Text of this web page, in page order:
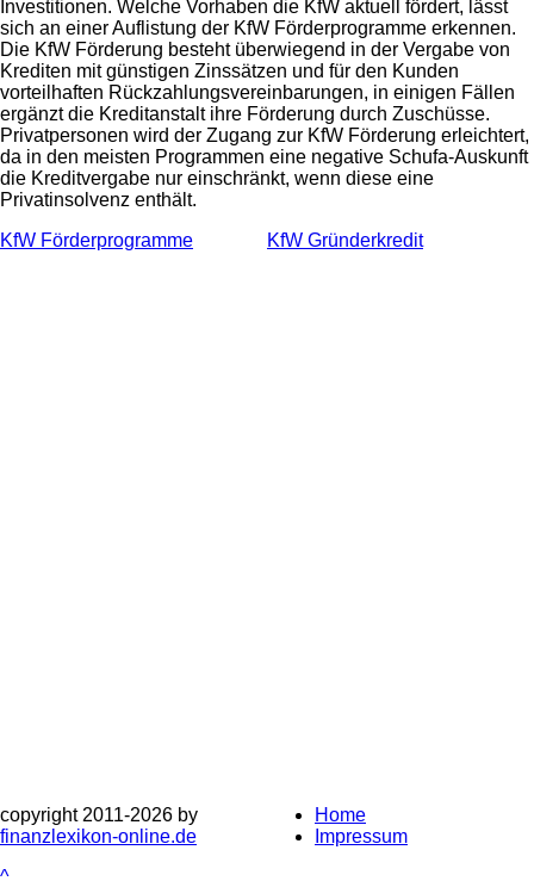
Investitionen. Welche Vorhaben die KfW aktuell fördert, lässt
sich an einer Auflistung der KfW Förderprogramme erkennen.
Die KfW Förderung besteht überwiegend in der Vergabe von
Krediten mit günstigen Zinssätzen und für den Kunden
vorteilhaften Rückzahlungsvereinbarungen, in einigen Fällen
ergänzt die Kreditanstalt ihre Förderung durch Zuschüsse.
Privatpersonen wird der Zugang zur KfW Förderung erleichtert,
da in den meisten Programmen eine negative Schufa-Auskunft
die Kreditvergabe nur einschränkt, wenn diese eine
Privatinsolvenz enthält.
KfW Förderprogramme
KfW Gründerkredit
copyright 2011-2026 by
finanzlexikon-online.de
Home
Impressum
^